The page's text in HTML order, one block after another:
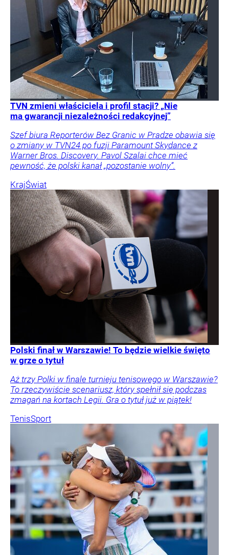
TVN zmieni właściciela i profil stacji? „Nie
ma gwarancji niezależności redakcyjnej”
Szef biura Reporterów Bez Granic w Pradze obawia się
o zmiany w TVN24 po fuzji Paramount Skydance z
Warner Bros. Discovery. Pavol Szalai chce mieć
pewność, że polski kanał „pozostanie wolny”.
KrajŚwiat
Polski finał w Warszawie! To będzie wielkie święto
w grze o tytuł
Aż trzy Polki w finale turnieju tenisowego w Warszawie?
To rzeczywiście scenariusz, który spełnił się podczas
zmagań na kortach Legii. Gra o tytuł już w piątek!
TenisSport